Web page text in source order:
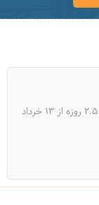
|2.5 روزه از 13 خرداد